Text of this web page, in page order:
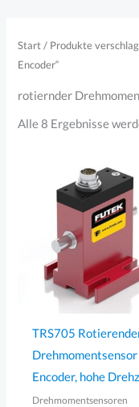
springen
Start / Produkte
Encoder“
rotiernder
Alle 8 Ergebnisse
TRS705
Encoder, hohe
Drehmomentsensoren